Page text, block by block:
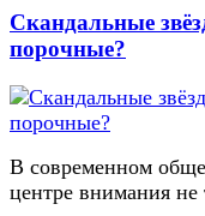
Скандальные
порочные?
В современном
центре внимания не